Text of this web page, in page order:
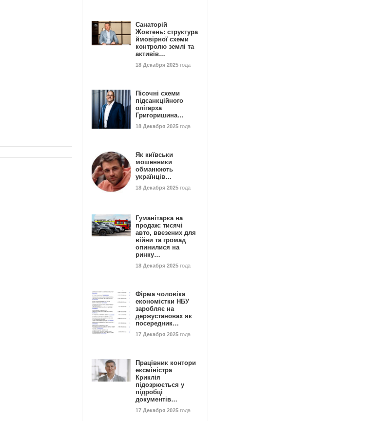
Санаторій
Жовтень: структура
ймовірної схеми
контролю землі та
активів…
18 Декабря 2025 года
Пісочні схеми
підсанкційного
олігарха
Григоришина…
18 Декабря 2025 года
Як київськи
мошенники
обманюють
українців…
18 Декабря 2025 года
Гуманітарка на
продаж: тисячі
авто, ввезених для
війни та громад
опинилися на
ринку…
18 Декабря 2025 года
Фірма чоловіка
економістки НБУ
заробляє на
держустановах як
посередник…
17 Декабря 2025 года
Працівник контори
ексміністра
Криклія
підозрюється у
підробці
документів…
17 Декабря 2025 года